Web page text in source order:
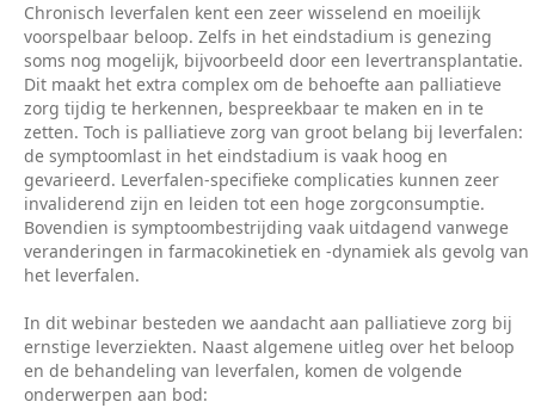
Chronisch leverfalen kent een zeer wisselend en moeilijk
voorspelbaar beloop. Zelfs in het eindstadium is genezing
soms nog mogelijk, bijvoorbeeld door een levertransplantatie.
Dit maakt het extra complex om de behoefte aan palliatieve
zorg tijdig te herkennen, bespreekbaar te maken en in te
zetten. Toch is palliatieve zorg van groot belang bij leverfalen:
de symptoomlast in het eindstadium is vaak hoog en
gevarieerd. Leverfalen-specifieke complicaties kunnen zeer
invaliderend zijn en leiden tot een hoge zorgconsumptie.
Bovendien is symptoombestrijding vaak uitdagend vanwege
veranderingen in farmacokinetiek en -dynamiek als gevolg van
het leverfalen.
In dit webinar besteden we aandacht aan palliatieve zorg bij
ernstige leverziekten. Naast algemene uitleg over het beloop
en de behandeling van leverfalen, komen de volgende
onderwerpen aan bod: